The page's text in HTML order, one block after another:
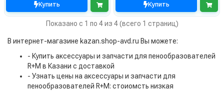
Купить Купить
Показано с 1 по 4 из 4 (всего 1 страниц)
В интернет-магазине kazan.shop-avd.ru Вы можете:
- Купить аксессуары и запчасти для пенообразователей
R+M в Казани с доставкой
- Узнать цены на аксессуары и запчасти для
пенообразователей R+M: стоиомсть низкая